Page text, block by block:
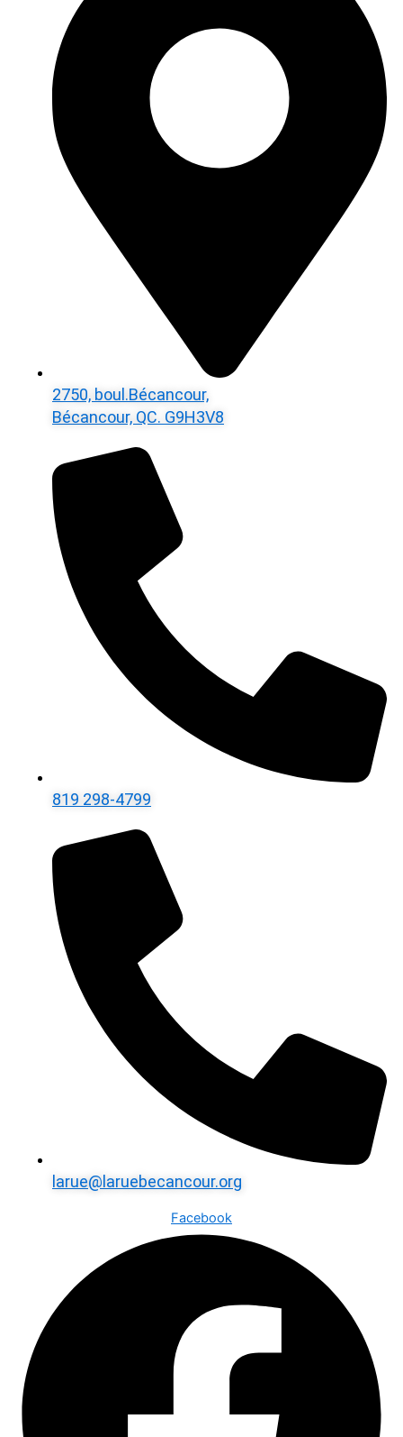
2750, boul.Bécancour,
Bécancour, QC. G9H3V8
819 298-4799
larue@laruebecancour.org
Facebook